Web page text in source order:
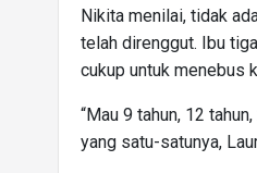
Nikita menilai, tidak
telah direnggut. Ibu
cukup untuk menebus
“Mau 9 tahun, 12
yang satu-satunya,